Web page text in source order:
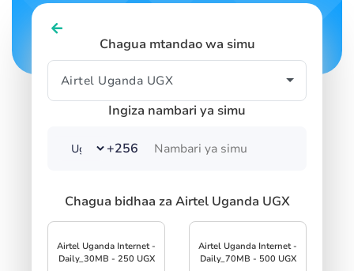
SIGN IN
Chagua mtandao wa simu
Ingiza nambari ya simu
+256
Chagua bidhaa za Airtel Uganda UGX
Airtel Uganda Internet -
Daily_30MB - 250 UGX
Airtel Uganda Internet -
Daily_70MB - 500 UGX